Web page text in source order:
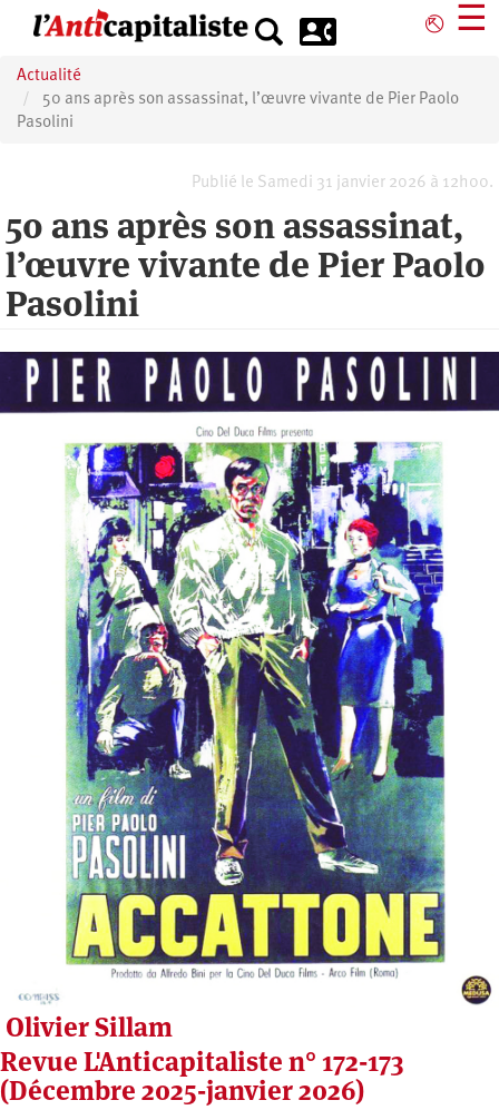
principal
⎋ ☰
Actualité
50 ans après son assassinat, l’œuvre vivante de Pier Paolo
Pasolini
Publié le Samedi 31 janvier 2026 à 12h00.
50 ans après son assassinat,
l’œuvre vivante de Pier Paolo
Pasolini
Olivier Sillam
Revue L'Anticapitaliste n° 172-173
(Décembre 2025-janvier 2026)